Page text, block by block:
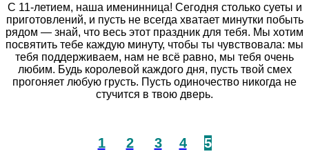
С 11‑летием, наша именинница! Сегодня столько суеты и
приготовлений, и пусть не всегда хватает минутки побыть
рядом — знай, что весь этот праздник для тебя. Мы хотим
посвятить тебе каждую минуту, чтобы ты чувствовала: мы
тебя поддерживаем, нам не всё равно, мы тебя очень
любим. Будь королевой каждого дня, пусть твой смех
прогоняет любую грусть. Пусть одиночество никогда не
стучится в твою дверь.
1 2 3 4 5